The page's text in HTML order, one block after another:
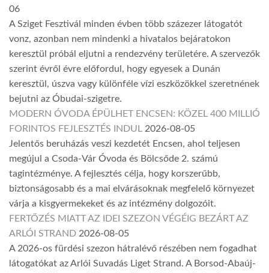
06
A Sziget Fesztivál minden évben több százezer látogatót
vonz, azonban nem mindenki a hivatalos bejáratokon
keresztül próbál eljutni a rendezvény területére. A szervezők
szerint évről évre előfordul, hogy egyesek a Dunán
keresztül, úszva vagy különféle vízi eszközökkel szeretnének
bejutni az Óbudai-szigetre.
MODERN ÓVODA ÉPÜLHET ENCSEN: KÖZEL 400 MILLIÓ
FORINTOS FEJLESZTÉS INDUL 2026-08-05
Jelentős beruházás veszi kezdetét Encsen, ahol teljesen
megújul a Csoda-Vár Óvoda és Bölcsőde 2. számú
tagintézménye. A fejlesztés célja, hogy korszerűbb,
biztonságosabb és a mai elvárásoknak megfelelő környezet
várja a kisgyermekeket és az intézmény dolgozóit.
FERTŐZÉS MIATT AZ IDEI SZEZON VÉGÉIG BEZÁRT AZ
ARLÓI STRAND 2026-08-05
A 2026-os fürdési szezon hátralévő részében nem fogadhat
látogatókat az Arlói Suvadás Liget Strand. A Borsod-Abaúj-